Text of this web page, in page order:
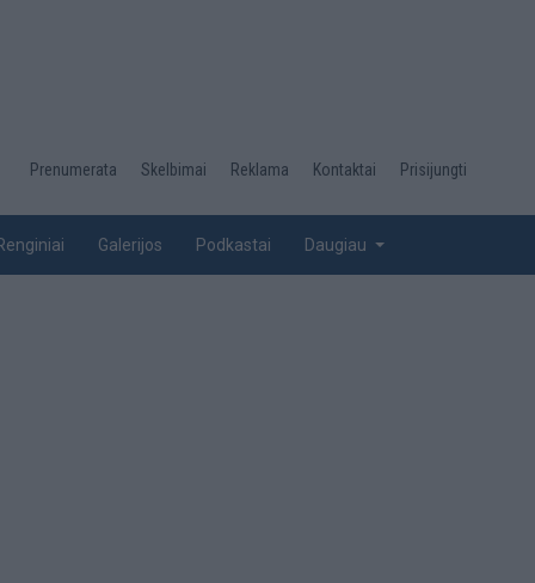
Desktop
top
Prenumerata Skelbimai Reklama Kontaktai Prisijungti
Galerijos Podkastai Daugiau